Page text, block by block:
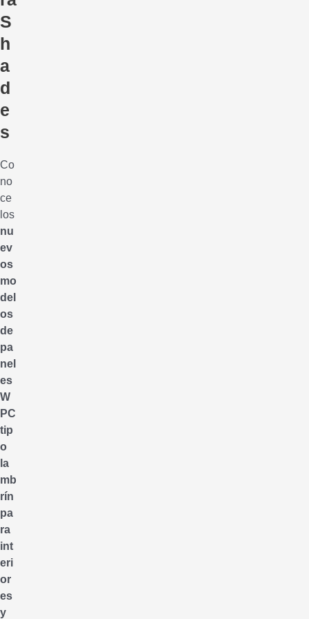
S
h
a
d
e
s
Co
no
ce
los
nu
ev
os
mo
del
os
de
pa
nel
es
W
PC
tip
o
la
mb
rín
pa
ra
int
eri
or
es
y